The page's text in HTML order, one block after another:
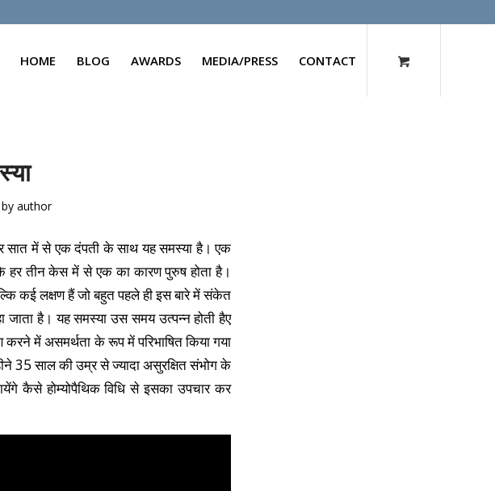
HOME BLOG AWARDS MEDIA/PRESS CONTACT
by author
सात में से एक दंपती के साथ यह समस्या है। एक
हर तीन केस में से एक का कारण पुरुष होता है।
कई लक्षण हैं जो बहुत पहले ही इस बारे में संकेत
जाता है। यह समस्या उस समय उत्पन्न होती हैए
करने में असमर्थता के रूप में परिभाषित किया गया
35 साल की उम्र से ज्यादा असुरक्षित संभोग के
कैसे होम्योपैथिक विधि से इसका उपचार कर